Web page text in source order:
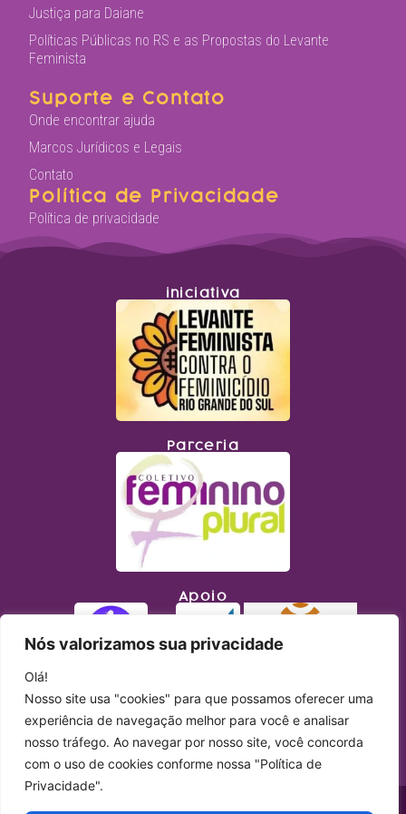
Nós valorizamos sua privacidade
Olá!
Nosso site usa "cookies" para que possamos oferecer uma
experiência de navegação melhor para você e analisar
nosso tráfego. Ao navegar por nosso site, você concorda
com o uso de cookies conforme nossa "Política de
Privacidade".
Justiça para Daiane
Políticas Públicas no RS e as Propostas do Levante
Feminista
Suporte e Contato
Onde encontrar ajuda
Marcos Jurídicos e Legais
Contato
Política de Privacidade
Política de privacidade
iniciativa
Parceria
Apoio